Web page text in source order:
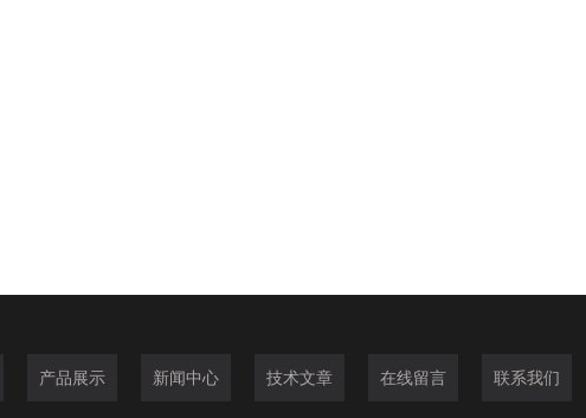
产品展示 新闻中心 技术文章 在线留言 联系我们